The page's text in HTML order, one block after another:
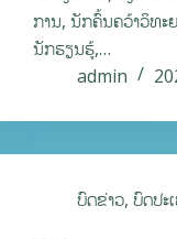
ການ, ນັກຄົ້ນຄວ້າວິທະ
ນັກຮຽນຮູ້,…
admin
ບົດຂ່າວ, ບົດປະ